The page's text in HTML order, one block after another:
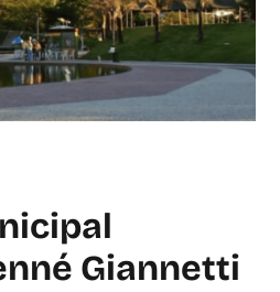
Giannetti